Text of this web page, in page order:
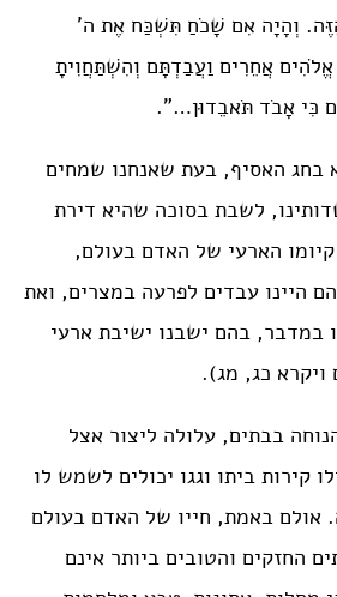
וְהָיָה אִם שָׁכֹחַ תִּשְׁכַּח אֶת ה’
אֲחֵרִים וַעֲבַדְתָּם וְהִשְׁתַּחֲוִיתָ
כִּי אָבֹד תֹּאבֵדוּן…”.
בחג האסיף, בעת שאנחנו שמחים
לשבת בסוכה שהיא דירת
הארעי של האדם בעולם,
היינו עבדים לפרעה במצרים, ואת
במדבר, בהם ישבנו ישיבת ארעי
ויקרא כג, מג).
בבתים, עלולה ליצור אצל
קירות ביתו וגגו יכולים לשמש לו
אולם באמת, חייו של האדם בעולם
החזקים והטובים ביותר אינם